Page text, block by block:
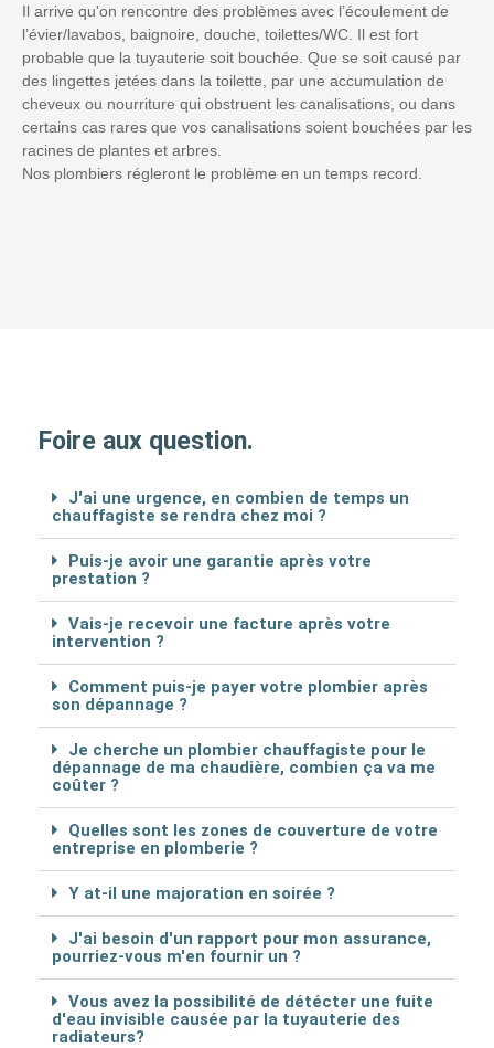
Il arrive qu'on rencontre des problèmes avec l’écoulement de
l’évier/lavabos, baignoire, douche, toilettes/WC. Il est fort
probable que la tuyauterie soit bouchée. Que se soit causé par
des lingettes jetées dans la toilette, par une accumulation de
cheveux ou nourriture qui obstruent les canalisations, ou dans
certains cas rares que vos canalisations soient bouchées par les
racines de plantes et arbres.
Nos plombiers régleront le problème en un temps record.
Foire aux question.
J'ai une urgence, en combien de temps un
chauffagiste se rendra chez moi ?
Puis-je avoir une garantie après votre
prestation ?
Vais-je recevoir une facture après votre
intervention ?
Comment puis-je payer votre plombier après
son dépannage ?
Je cherche un plombier chauffagiste pour le
dépannage de ma chaudière, combien ça va me
coûter ?
Quelles sont les zones de couverture de votre
entreprise en plomberie ?
Y at-il une majoration en soirée ?
J'ai besoin d'un rapport pour mon assurance,
pourriez-vous m'en fournir un ?
Vous avez la possibilité de détécter une fuite
d'eau invisible causée par la tuyauterie des
radiateurs?